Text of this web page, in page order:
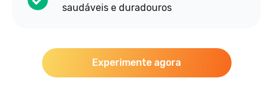
saudáveis e duradouros
Experimente agora